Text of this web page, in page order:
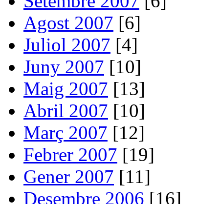
Agost 2007 [6]
Juliol 2007 [4]
Juny 2007 [10]
Maig 2007 [13]
Abril 2007 [10]
Març 2007 [12]
Febrer 2007 [19]
Gener 2007 [11]
Desembre 2006 [16]